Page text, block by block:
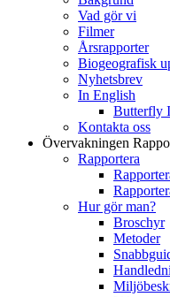
Vad gör vi
Filmer
Årsrapporter
Biogeografisk
Nyhetsbrev
In English
Butterfly
Kontakta oss
Övervakningen
Rapportera
Hur gör man?
Broschyr
Metoder